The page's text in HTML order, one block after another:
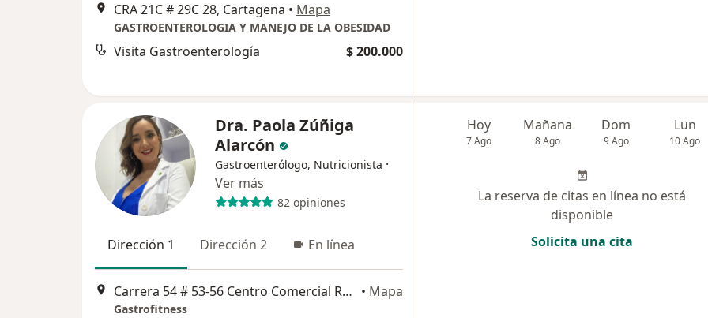
CRA 21C # 29C 28, Cartagena • Mapa
GASTROENTEROLOGIA Y MANEJO DE LA OBESIDAD
Visita Gastroenterología $ 200.000
Dra. Paola Zúñiga
Alarcón
Gastroenterólogo, Nutricionista ·
Ver más
82 opiniones
Dirección 1 Dirección 2 En línea
Carrera 54 # 53-56 Centro Comercial Ronda Real, Cartagena • Mapa
Gastrofitness
Hoy
7 Ago
Mañana
8 Ago
Dom
9 Ago
Lun
10 Ago
La reserva de citas en línea no está
disponible
Solicita una cita